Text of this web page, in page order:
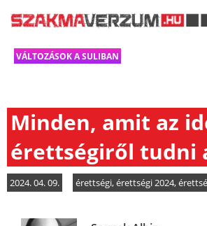
VÁLTOZÁSOK A SULIBAN
Minden, amit az
érettségiről tudni
2024. 04. 09. érettségi,érettségi 2024,